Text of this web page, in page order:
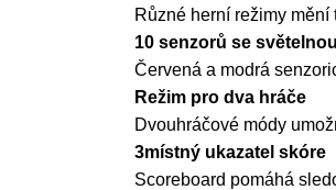
Různé herní režimy
10 senzorů se
Červená a modrá
Režim pro dva hráče
Dvouhráčové módy
3místný ukazatel skóre
Scoreboard pomáhá